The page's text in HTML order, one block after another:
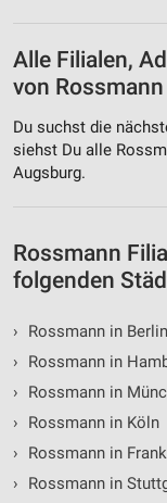
Alle Filialen,
von
Du suchst die
siehst Du alle
Augsburg.
Rossmann
folgenden
›
Rossmann in Berlin
›
Rossmann in
›
Rossmann in
›
Rossmann in Köln
›
Rossmann in
›
Rossmann in